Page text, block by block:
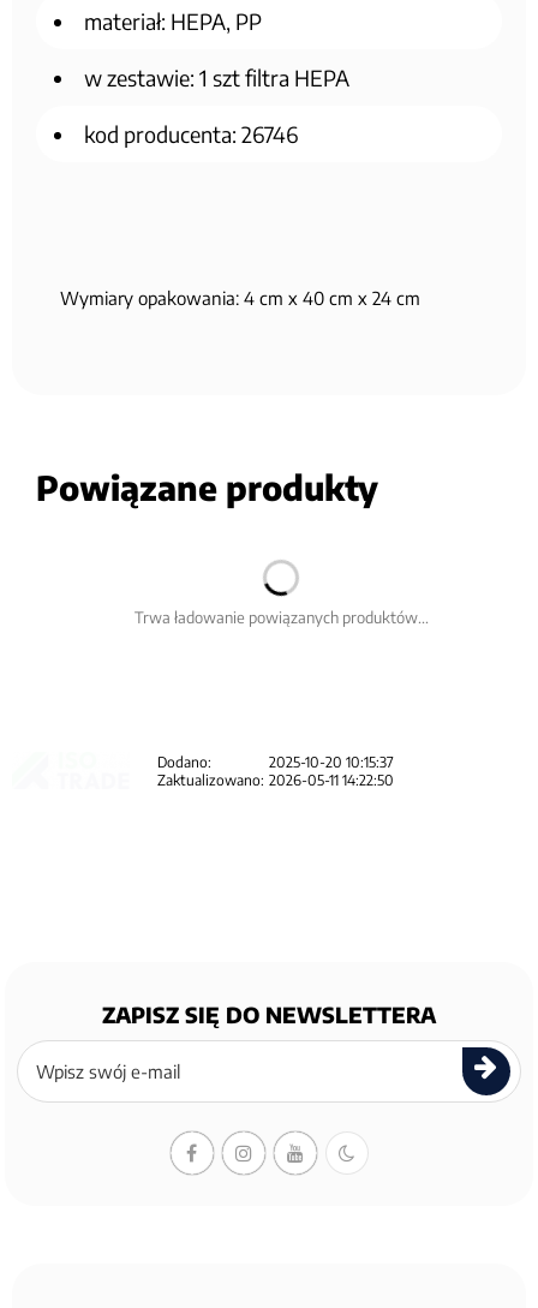
materiał: HEPA, PP
w zestawie: 1 szt filtra HEPA
kod producenta: 26746
Wymiary opakowania: 4 cm x 40 cm x 24 cm
Powiązane produkty
Trwa ładowanie powiązanych produktów...
Dodano:
2025-10-20 10:15:37
Zaktualizowano: 2026-05-11 14:22:50
ZAPISZ SIĘ DO NEWSLETTERA
Zapisz
się
newslettera